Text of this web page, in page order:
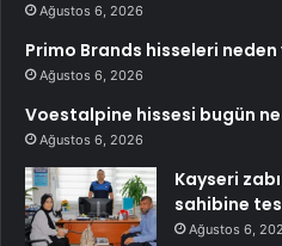
Ağustos 6, 2026
Primo Brands hisseleri
Ağustos 6, 2026
Voestalpine hissesi bugün
Ağustos 6, 2026
Kayseri
sahibine
Ağustos 6,